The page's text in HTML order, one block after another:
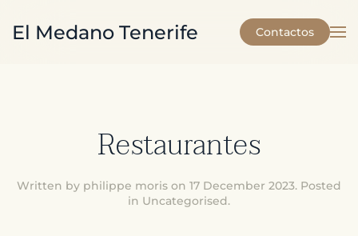
Skip to main content
El Medano Tenerife Contactos
Restaurantes
Written by philippe moris on 17 December 2023. Posted
in Uncategorised.